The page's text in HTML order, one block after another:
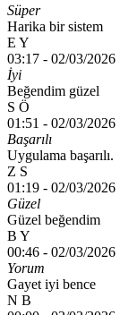
Süper
Harika bir sistem
E Y
03:17 - 02/03/2026
İyi
Beğendim güzel
S Ö
01:51 - 02/03/2026
Başarılı
Uygulama başarılı.
Z S
01:19 - 02/03/2026
Güzel
Güzel beğendim
B Y
00:46 - 02/03/2026
Yorum
Gayet iyi bence
N B